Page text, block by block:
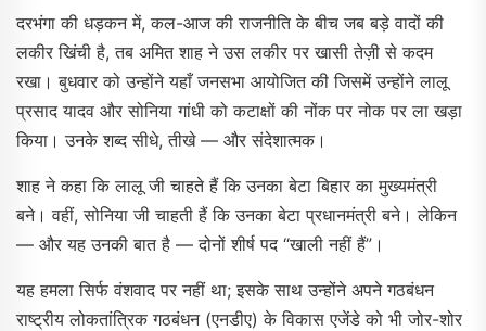
दरभंगा की धड़कन में, कल-आज की राजनीति के बीच जब बड़े वादों की
लकीर खिंची है, तब अमित शाह ने उस लकीर पर खासी तेज़ी से कदम
रखा। बुधवार को उन्होंने यहाँ जनसभा आयोजित की जिसमें उन्होंने लालू
प्रसाद यादव और सोनिया गांधी को कटाक्षों की नोंक पर नोक पर ला खड़ा
किया। उनके शब्द सीधे, तीखे — और संदेशात्‍मक।
शाह ने कहा कि लालू जी चाहते हैं कि उनका बेटा बिहार का मुख्यमंत्री
बने। वहीं, सोनिया जी चाहती हैं कि उनका बेटा प्रधानमंत्री बने। लेकिन
— और यह उनकी बात है — दोनों शीर्ष पद “खाली नहीं हैं”।
यह हमला सिर्फ वंशवाद पर नहीं था; इसके साथ उन्होंने अपने गठबंधन
राष्ट्रीय लोकतांत्रिक गठबंधन (एनडीए) के विकास एजेंडे को भी जोर-शोर